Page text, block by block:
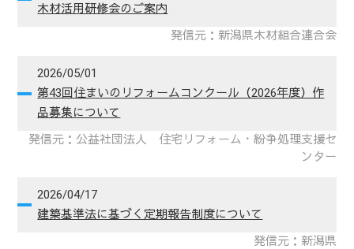
チラシ
応募様式（全部門）
木材活用研修会のご案内
発信元：新潟県木材組合連合会
2026/05/01
第43回住まいのリフォームコンクール（2026年度）作
品募集について
発信元：公益社団法人 住宅リフォーム・紛争処理支援セ
ンター
2026/04/17
建築基準法に基づく定期報告制度について
発信元：新潟県